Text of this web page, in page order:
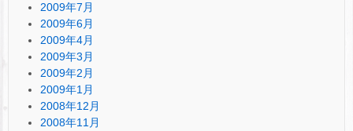
2009年7月
2009年6月
2009年4月
2009年3月
2009年2月
2009年1月
2008年12月
2008年11月